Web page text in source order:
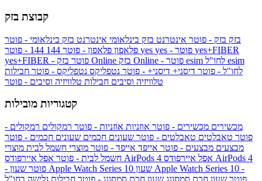
קבוצת בזק
בזק בזק - פוטר אינטרנט בזק בינלאומי אינטרנט בזק בינלאומי - פוטר
פלאפון פלאפון - פוטר 144 yes
yes+FIBER
yes+FIBER - פוטר בזק Online
esim
לחו"ל - פוטר דיסני+ דיסני+ - פוטר נטפליקס נטפליקס - פוטר חבילות
טלוויזיה וסיבים חבילות טלוויזיה וסיבים - פוטר
קטגוריות מובילות
מכשירים מכשירים - פוטר אוזניות אוזניות - פוטר רמקולים רמקולים -
פוטר טאבלטים טאבלטים - פוטר שעונים חכמים שעונים חכמים - פוטר
מבצעים מבצעים - פוטר אייפד אייפד - פוטר מוצרי חשמל לבית מוצרי
חשמל לבית - פוטר אפל איירפודס AirPods 4 אפל איירפודס AirPods 4
- פוטר שעון Apple Watch Series 10 שעון Apple Watch Series 10 -
פוטר שעון חכם סמסונג שעון חכם סמסונג - פוטר חבילות גלישה בחו"ל